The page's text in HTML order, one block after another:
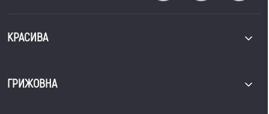
КРАСИВА
ГРИЖОВНА